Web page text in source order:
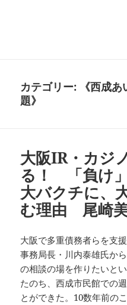
カテゴリー:
《西成
題》
大阪IR・カジ
る！ 「負け
大バクチに、
む理由 尾崎
大阪で多重債務者らを支
事務局長・川内泰雄氏か
の相談の場を作りたいと
たのち、西成市民館での
とができた。10数年前の